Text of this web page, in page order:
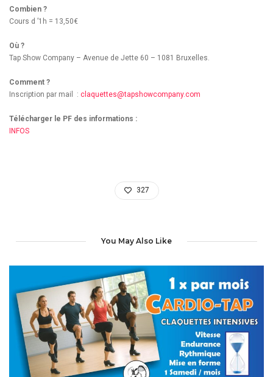
Combien ?
Cours d ’1h = 13,50€
Où ?
Tap Show Company – Avenue de Jette 60 – 1081 Bruxelles.
Comment ?
Inscription par mail : claquettes@tapshowcompany.com
Télécharger le PF des informations :
INFOS
327
You May Also Like